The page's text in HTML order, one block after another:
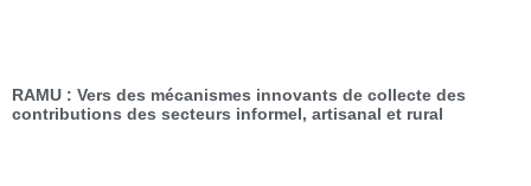
RAMU : Vers des mécanismes innovants de collecte des
contributions des secteurs informel, artisanal et rural